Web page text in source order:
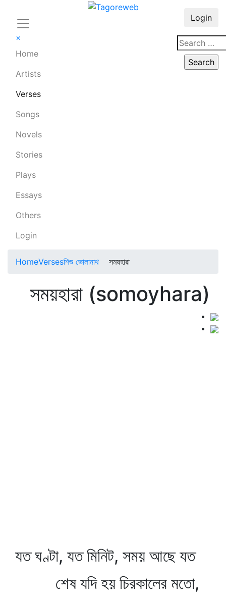
×
Home
Artists
Verses
Songs
Novels
Stories
Plays
Essays
Others
Login
Login
HomeVersesশিশু ভোলানাথ সময়হারা
সময়হারা (somoyhara)
যত ঘণ্টা, যত মিনিট, সময় আছে যত
শেষ যদি হয় চিরকালের মতো,